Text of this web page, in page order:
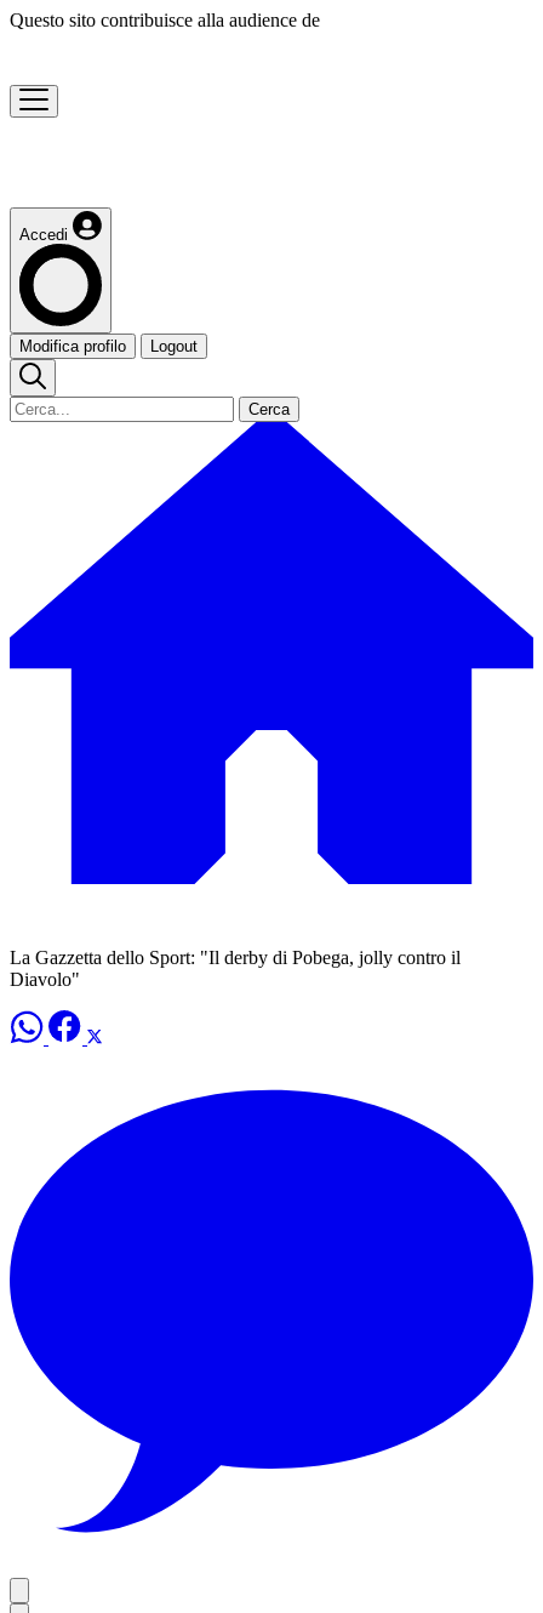
Questo sito contribuisce alla audience de
Accedi
Modifica profilo Logout
Cerca
La Gazzetta dello Sport: "Il derby di Pobega, jolly contro il
Diavolo"